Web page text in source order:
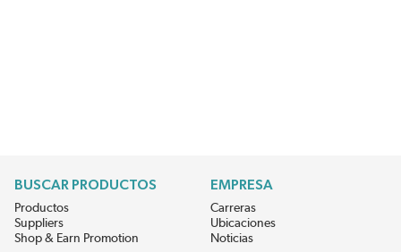
BUSCAR PRODUCTOS
Productos
Suppliers
Shop & Earn Promotion
EMPRESA
Carreras
Ubicaciones
Noticias